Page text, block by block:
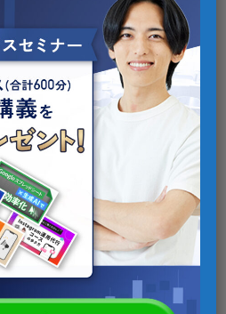
完全ガイド｜図形の意味・
説！